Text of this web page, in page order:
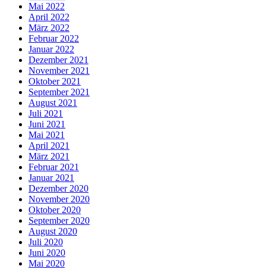
Mai 2022
April 2022
März 2022
Februar 2022
Januar 2022
Dezember 2021
November 2021
Oktober 2021
September 2021
August 2021
Juli 2021
Juni 2021
Mai 2021
April 2021
März 2021
Februar 2021
Januar 2021
Dezember 2020
November 2020
Oktober 2020
September 2020
August 2020
Juli 2020
Juni 2020
Mai 2020